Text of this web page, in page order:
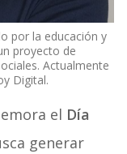
por la educación y
proyecto de
Actualmente
Digital.
el Día
generar